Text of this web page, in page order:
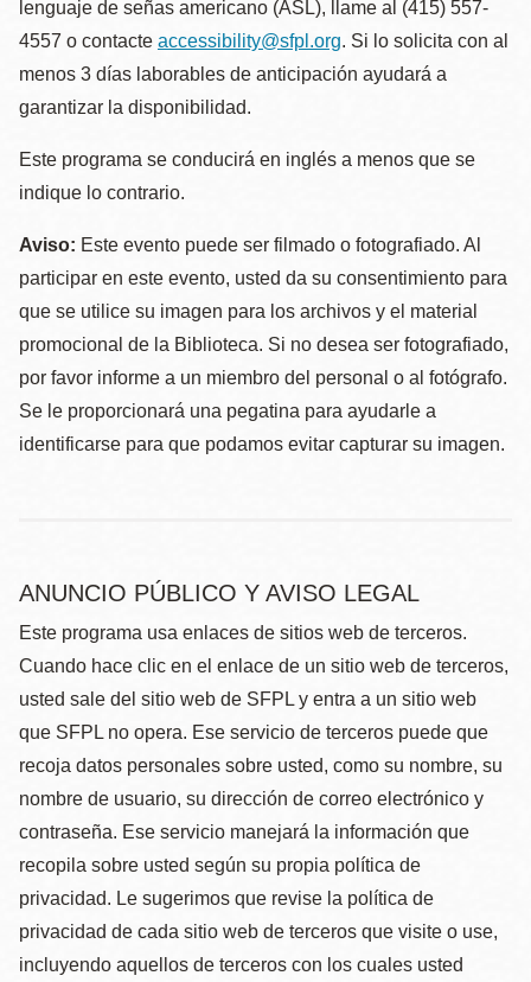
lenguaje de señas americano (ASL), llame al (415) 557-
4557 o contacte accessibility@sfpl.org. Si lo solicita con al
menos 3 días laborables de anticipación ayudará a
garantizar la disponibilidad.
Este programa se conducirá en inglés a menos que se
indique lo contrario.
Aviso: Este evento puede ser filmado o fotografiado. Al
participar en este evento, usted da su consentimiento para
que se utilice su imagen para los archivos y el material
promocional de la Biblioteca. Si no desea ser fotografiado,
por favor informe a un miembro del personal o al fotógrafo.
Se le proporcionará una pegatina para ayudarle a
identificarse para que podamos evitar capturar su imagen.
ANUNCIO PÚBLICO Y AVISO LEGAL
Este programa usa enlaces de sitios web de terceros.
Cuando hace clic en el enlace de un sitio web de terceros,
usted sale del sitio web de SFPL y entra a un sitio web
que SFPL no opera. Ese servicio de terceros puede que
recoja datos personales sobre usted, como su nombre, su
nombre de usuario, su dirección de correo electrónico y
contraseña. Ese servicio manejará la información que
recopila sobre usted según su propia política de
privacidad. Le sugerimos que revise la política de
privacidad de cada sitio web de terceros que visite o use,
incluyendo aquellos de terceros con los cuales usted